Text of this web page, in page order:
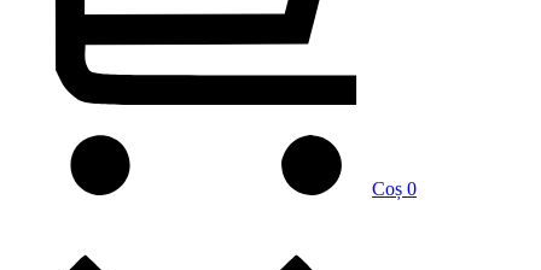
Coș 0